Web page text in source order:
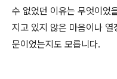
수 없었던 이유는 무엇이었
지고 있지 않은 마음이나
문이었는지도 모릅니다.